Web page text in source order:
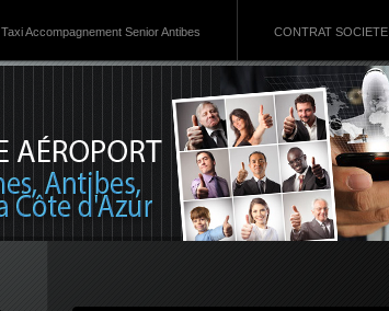
Taxi Accompagnement Senior Antibes CONTRAT SOCIETE
RSS